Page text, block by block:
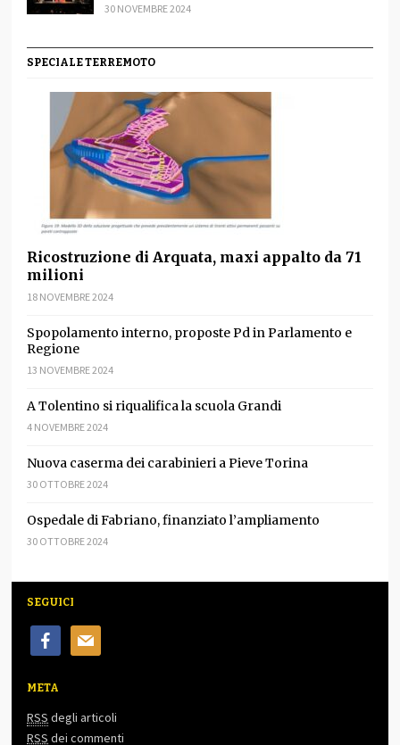
30 NOVEMBRE 2024
SPECIALE TERREMOTO
Ricostruzione di Arquata, maxi appalto da 71
milioni
18 NOVEMBRE 2024
Spopolamento interno, proposte Pd in Parlamento e
Regione
13 NOVEMBRE 2024
A Tolentino si riqualifica la scuola Grandi
4 NOVEMBRE 2024
Nuova caserma dei carabinieri a Pieve Torina
30 OTTOBRE 2024
Ospedale di Fabriano, finanziato l’ampliamento
30 OTTOBRE 2024
SEGUICI
facebookmail
META
RSS degli articoli
RSS dei commenti